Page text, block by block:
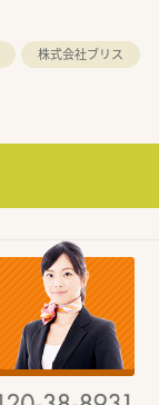
株式会社ブリス